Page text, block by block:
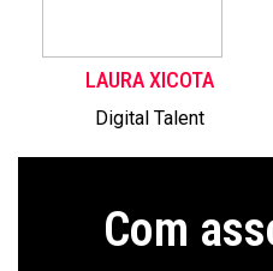
LAURA XICOTA
Digital Talent
Com